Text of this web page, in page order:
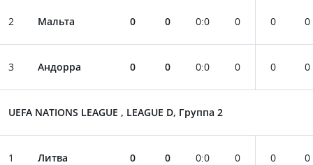
2 Мальта 0 0 0:0 0 0 0
3 Андорра 0 0 0:0 0 0 0
UEFA NATIONS LEAGUE , LEAGUE D, Группа 2
1 Литва 0 0 0:0 0 0 0